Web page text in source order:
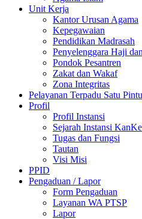
Unit Kerja
Kantor Urusan Agama
Kepegawaian
Pendidikan Madrasah
Penyelenggara Haji
Pondok Pesantren
Zakat dan Wakaf
Zona Integritas
Pelayanan Terpadu Satu Pintu
Profil
Profil Instansi
Sejarah Instansi
Tugas dan Fungsi
Tautan
Visi Misi
PPID
Pengaduan / Lapor
Form Pengaduan
Layanan WA PTSP
Lapor